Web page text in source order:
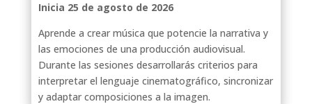
Inicia 25 de agosto de 2026
Aprende a crear música que potencie la narrativa y
las emociones de una producción audiovisual.
Durante las sesiones desarrollarás criterios para
interpretar el lenguaje cinematográfico, sincronizar
y adaptar composiciones a la imagen.